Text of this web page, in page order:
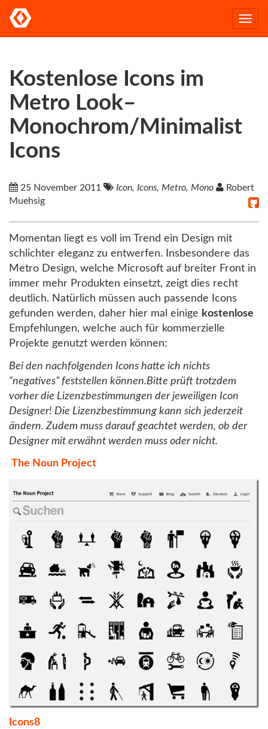
Kostenlose Icons im
Metro Look–
Monochrom/Minimalist
Icons
25 November 2011 Icon, Icons, Metro, Mono
Robert
Muehsig
Momentan liegt es voll im Trend ein Design mit
schlichter eleganz zu entwerfen. Insbesondere das
Metro Design, welche Microsoft auf breiter Front in
immer mehr Produkten einsetzt, zeigt dies recht
deutlich. Natürlich müssen auch passende Icons
gefunden werden, daher hier mal einige kostenlose
Empfehlungen, welche auch für kommerzielle
Projekte genutzt werden können:
Bei den nachfolgenden Icons hatte ich nichts
“negatives” feststellen können.Bitte prüft trotzdem
vorher die Lizenzbestimmungen der jeweiligen Icon
Designer! Die Lizenzbestimmung kann sich jederzeit
ändern. Zudem muss darauf geachtet werden, ob der
Designer mit erwähnt werden muss oder nicht.
The Noun Project
Icons8